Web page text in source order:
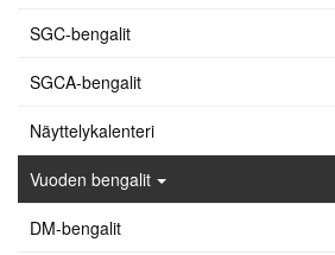
SGC-bengalit
SGCA-bengalit
Näyttelykalenteri
Vuoden bengalit
DM-bengalit